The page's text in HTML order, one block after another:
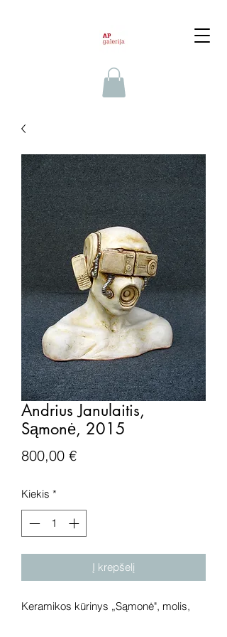
Andrius Janulaitis,
Sąmonė, 2015
800,00 €Price
Kiekis *
Į krepšelį
Keramikos kūrinys „Sąmonė", molis,